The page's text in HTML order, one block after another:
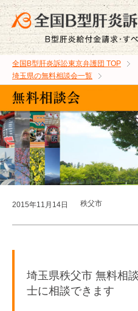
全国B型肝炎訴訟東京弁護団 TOP
埼玉県の無料相談会一覧
2015年11月14日 秩父市
埼玉県秩父市 無料相
士に相談できます